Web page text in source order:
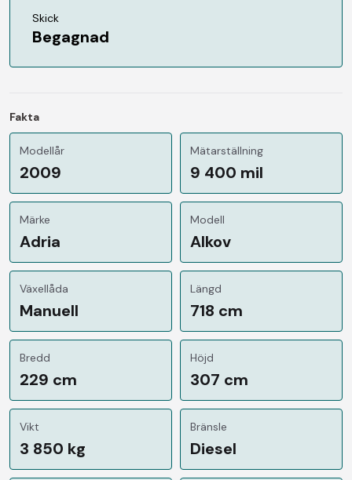
Skick
Begagnad
Fakta
Modellår
2009
Mätarställning
9 400 mil
Märke
Adria
Modell
Alkov
Växellåda
Manuell
Längd
718 cm
Bredd
229 cm
Höjd
307 cm
Vikt
3 850 kg
Bränsle
Diesel